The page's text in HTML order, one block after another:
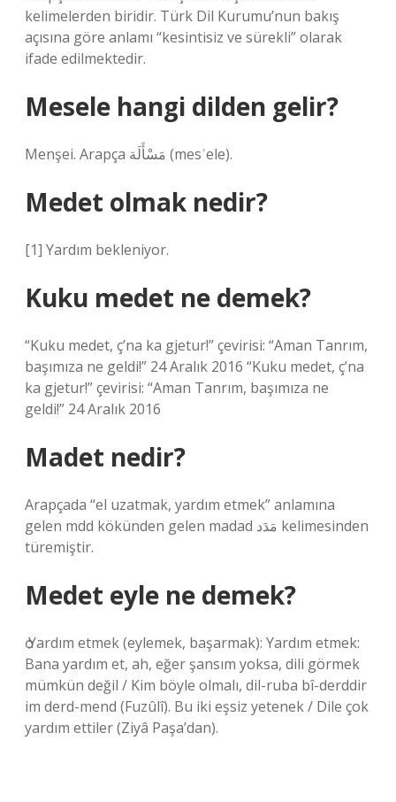
kelimelerden biridir. Türk Dil Kurumu’nun bakış
açısına göre anlamı “kesintisiz ve sürekli” olarak
ifade edilmektedir.
Mesele hangi dilden gelir?
Menşei. Arapça مَسْأَلَة‎ (mesʾele).
Medet olmak nedir?
[1] Yardım bekleniyor.
Kuku medet ne demek?
“Kuku medet, ç’na ka gjetur!” çevirisi: “Aman Tanrım,
başımıza ne geldi!” 24 Aralık 2016 “Kuku medet, ç’na
ka gjetur!” çevirisi: “Aman Tanrım, başımıza ne
geldi!” 24 Aralık 2016
Madet nedir?
Arapçada “el uzatmak, yardım etmek” anlamına
gelen mdd kökünden gelen madad مَدَد kelimesinden
türemiştir.
Medet eyle ne demek?
ѻ Yardım etmek (eylemek, başarmak): Yardım etmek:
Bana yardım et, ah, eğer şansım yoksa, dili görmek
mümkün değil / Kim böyle olmalı, dil-ruba bî-derddir
im derd-mend (Fuzûlî). Bu iki eşsiz yetenek / Dile çok
yardım ettiler (Ziyâ Paşa’dan).